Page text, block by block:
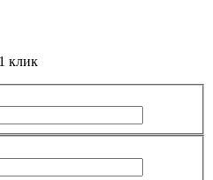
клик